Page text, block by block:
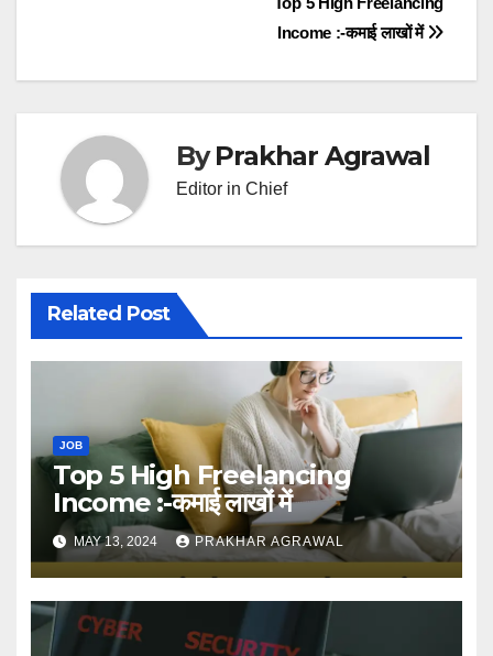
Income :-कमाई लाखों में
ByPrakhar Agrawal
Editor in Chief
Related Post
JOB
Top 5 High Freelancing
Income :-कमाई लाखों में
MAY 13, 2024 PRAKHAR AGRAWAL